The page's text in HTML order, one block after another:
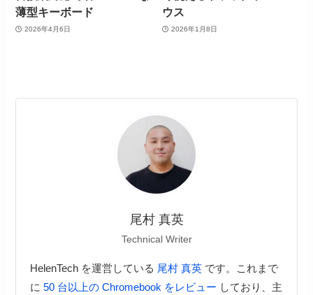
薄型キーボード
2026年4月6日
ウス
2026年1月8日
尾村 真英
Technical Writer
HelenTech を運営している 尾村 真英です。これまで
に 50 台以上の Chromebook をレビュー しており、主